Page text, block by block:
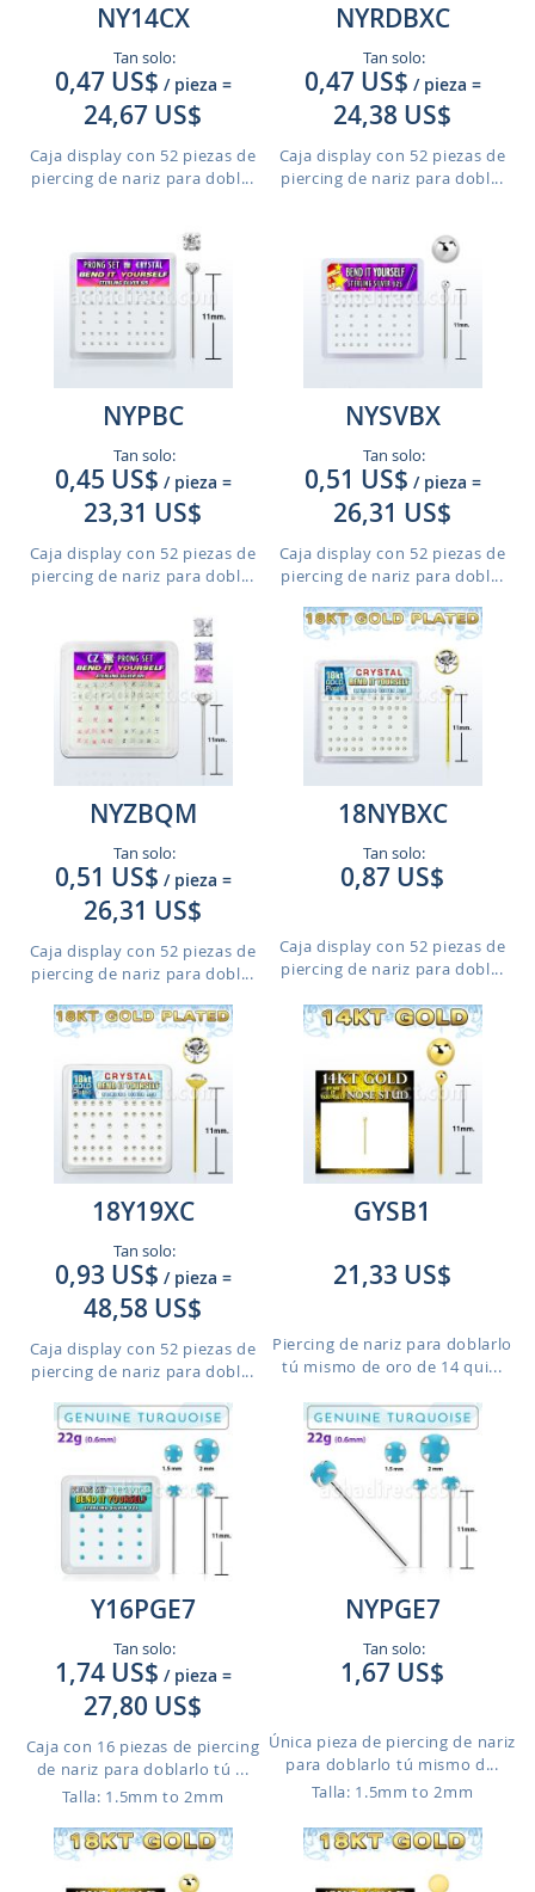
NY14CX
Tan solo:
0,47 US$ / pieza =
24,67 US$
Caja display con 52 piezas de
piercing de nariz para dobl...
NYRDBXC
Tan solo:
0,47 US$ / pieza =
24,38 US$
Caja display con 52 piezas de
piercing de nariz para dobl...
NYPBC
Tan solo:
0,45 US$ / pieza =
23,31 US$
Caja display con 52 piezas de
piercing de nariz para dobl...
NYSVBX
Tan solo:
0,51 US$ / pieza =
26,31 US$
Caja display con 52 piezas de
piercing de nariz para dobl...
NYZBQM
Tan solo:
0,51 US$ / pieza =
26,31 US$
Caja display con 52 piezas de
piercing de nariz para dobl...
18NYBXC
Tan solo:
0,87 US$
Caja display con 52 piezas de
piercing de nariz para dobl...
18Y19XC
Tan solo:
0,93 US$ / pieza =
48,58 US$
Caja display con 52 piezas de
piercing de nariz para dobl...
GYSB1
21,33 US$
Piercing de nariz para doblarlo
tú mismo de oro de 14 qui...
Y16PGE7
Tan solo:
1,74 US$ / pieza =
27,80 US$
Caja con 16 piezas de piercing
de nariz para doblarlo tú ...
Talla: 1.5mm to 2mm
NYPGE7
Tan solo:
1,67 US$
Única pieza de piercing de nariz
para doblarlo tú mismo d...
Talla: 1.5mm to 2mm